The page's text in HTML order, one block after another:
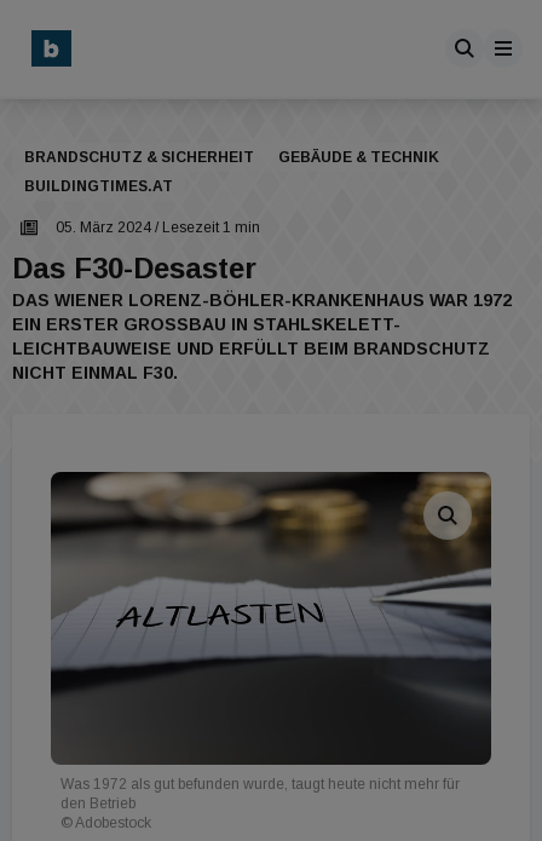
BRANDSCHUTZ & SICHERHEIT
GEBÄUDE & TECHNIK
BUILDINGTIMES.AT
05. März 2024 / Lesezeit 1 min
Das F30-Desaster
DAS WIENER LORENZ-BÖHLER-KRANKENHAUS WAR 1972
EIN ERSTER GROSSBAU IN STAHLSKELETT-L
EICHTBAUWEISE UND ERFÜLLT BEIM BRANDSCHUTZ N
ICHT EINMAL F30.
Was 1972 als gut befunden wurde, taugt heute nicht mehr für
den Betrieb
© Adobestock